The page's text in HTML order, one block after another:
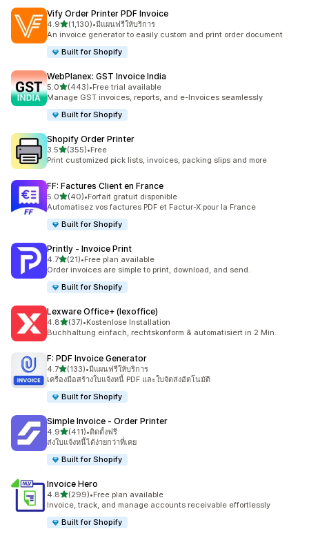
Vify Order Printer PDF Invoice
4.9เต็ม 5 ดาว
(1,130)
ทั้งหมด 1130 รีวิว
•มีแผนฟรีให้บริการ
An invoice generator to easily custom and print order document
Built for Shopify
WebPlanex: GST Invoice India
5.0เต็ม 5 ดาว
(443)
ทั้งหมด 443 รีวิว
•Free trial available
Manage GST invoices, reports, and e-Invoices seamlessly
Built for Shopify
Shopify Order Printer
3.5เต็ม 5 ดาว
(355)
ทั้งหมด 355 รีวิว
•Free
Print customized pick lists, invoices, packing slips and more
FF: Factures Client en France
5.0เต็ม 5 ดาว
(40)
ทั้งหมด 40 รีวิว
•Forfait gratuit disponible
Automatisez vos factures PDF et Factur-X pour la France
Built for Shopify
Printly ‑ Invoice Print
4.7เต็ม 5 ดาว
(21)
ทั้งหมด 21 รีวิว
•Free plan available
Order invoices are simple to print, download, and send.
Built for Shopify
Lexware Office+ (lexoffice)
4.8เต็ม 5 ดาว
(37)
ทั้งหมด 37 รีวิว
•Kostenlose Installation
Buchhaltung einfach, rechtskonform & automatisiert in 2 Min.
F: PDF Invoice Generator
4.7เต็ม 5 ดาว
(133)
ทั้งหมด 133 รีวิว
•มีแผนฟรีให้บริการ
เครื่องมือสร้างใบแจ้งหนี้ PDF และใบจัดส่งอัตโนมัติ
Built for Shopify
Simple Invoice ‑ Order Printer
4.9เต็ม 5 ดาว
(411)
ทั้งหมด 411 รีวิว
•ติดตั้งฟรี
ส่งใบแจ้งหนี้ได้ง่ายกว่าที่เคย
Built for Shopify
Invoice Hero
4.8เต็ม 5 ดาว
(299)
ทั้งหมด 299 รีวิว
•Free plan available
Invoice, track, and manage accounts receivable effortlessly
Built for Shopify